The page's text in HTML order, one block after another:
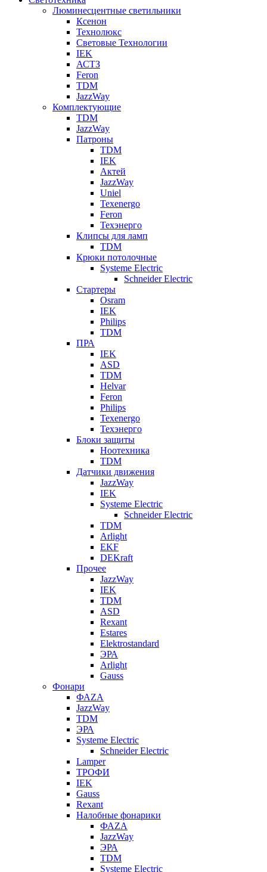
Люминесцентные светильники
Ксенон
Технолюкс
Световые Технологии
IEK
АСТЗ
Feron
TDM
JazzWay
Комплектующие
TDM
JazzWay
Патроны
TDM
IEK
Актей
JazzWay
Uniel
Texenergo
Feron
Техэнерго
Клипсы для ламп
TDM
Крюки потолочные
Systeme Electric
Schneider Electric
Стартеры
Osram
IEK
Philips
TDM
ПРА
IEK
ASD
TDM
Helvar
Feron
Philips
Texenergo
Техэнерго
Блоки защиты
Ноотехника
TDM
Датчики движения
JazzWay
IEK
Systeme Electric
Schneider Electric
TDM
Arlight
EKF
DEKraft
Прочее
JazzWay
IEK
TDM
ASD
Rexant
Estares
Elektrostandard
ЭРА
Arlight
Gauss
Фонари
ФАZА
JazzWay
TDM
ЭРА
Systeme Electric
Schneider Electric
Lamper
ТРОФИ
IEK
Gauss
Rexant
Налобные фонарики
ФАZА
JazzWay
ЭРА
TDM
Systeme Electric